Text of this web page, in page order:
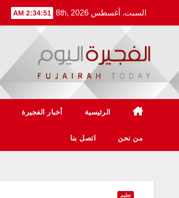
السبت. أغسطس 8th, 2026 2:34:51 AM
الرئيسية أخبار الفجيرة
من نحن اتصل بنا
تعليم